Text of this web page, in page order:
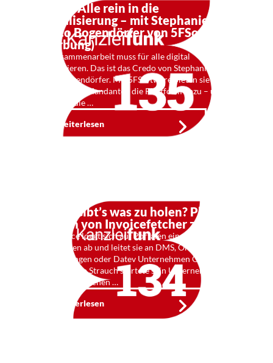
Kf 135: Alle rein in die
Digitalisierung – mit Stephanie &
Marco Bogendörfer von 5FSoftware
(Werbung)
Die Zusammenarbeit muss für alle digital
funktionieren. Das ist das Credo von Stephanie und
Marco Bogendörfer. Mit 5FSoftware bieten sie
Beratern und Mandanten die Plattform dazu – und
erweitern die …
Weiterlesen
kf134: Gibt’s was zu holen? Phillip
Strauch von Invoicefetcher zu Gast
Sein Service loggt sich auf Portalen ein, holt dort
Rechnungen ab und leitet sie an DMS, Online-
Buchhaltungen oder Datev Unternehmen Online
weiter. Phillip Strauch startete sein Unternehmen
2008 am elterlichen …
Weiterlesen